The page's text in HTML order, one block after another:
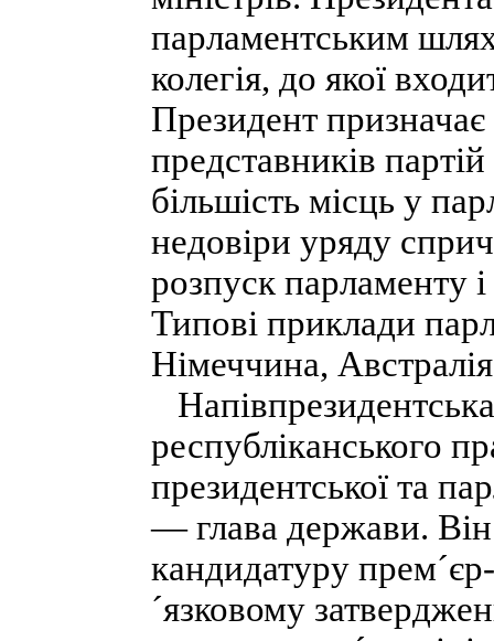
парламентським
колегія, до якої
Президент призначає
представників
більшість місць у
недовіри уряду
розпуск парламенту
Типові приклади
Німеччина,
республіканського
президентської та
— глава держави.
кандидатуру
´язковому